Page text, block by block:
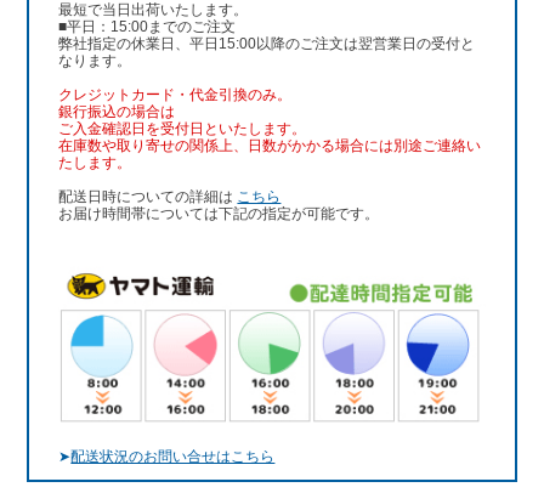
最短で当日出荷いたします。
■平日：15:00までのご注文
弊社指定の休業日、平日15:00以降のご注文は翌営業日の受付と
なります。
クレジットカード・代金引換のみ。
銀行振込の場合は
ご入金確認日を受付日といたします。
在庫数や取り寄せの関係上、日数がかかる場合には別途ご連絡い
たします。
配送日時についての詳細は こちら
お届け時間帯については下記の指定が可能です。
➤配送状況のお問い合せはこちら